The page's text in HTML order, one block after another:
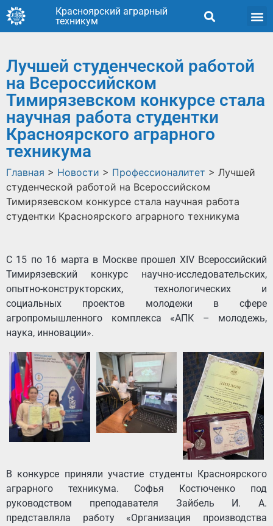
Красноярский аграрный
техникум
Лучшей студенческой работой
на Всероссийском
Тимирязевском конкурсе стала
научная работа студентки
Красноярского аграрного
техникума
Главная > Новости > Профессионалитет > Лучшей
студенческой работой на Всероссийском
Тимирязевском конкурсе стала научная работа
студентки Красноярского аграрного техникума
С 15 по 16 марта в Москве прошел XIV Всероссийский
Тимирязевский конкурс научно-исследовательских,
опытно-конструкторских, технологических и
социальных проектов молодежи в сфере
агропромышленного комплекса «АПК – молодежь,
наука, инновации».
В конкурсе приняли участие студенты Красноярского
аграрного техникума. Софья Костюченко под
руководством преподавателя Зайбель И. А.
представляла работу «Организация производства